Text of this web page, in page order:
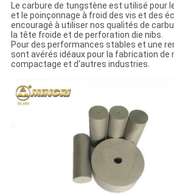
Le carbure de tungstène est utilisé pour
et le poinçonnage à froid des vis et des
encouragé à utiliser nos qualités de
la tête froide et de perforation die nibs.
Pour des performances stables et une
sont avérés idéaux pour la fabrication de
compactage et d'autres industries.